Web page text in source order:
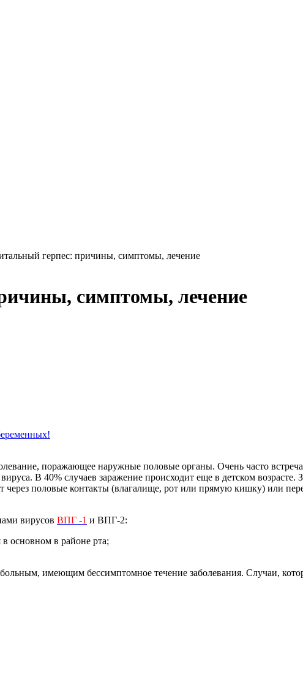
герпес: причины, симптомы, лечение
симптомы, лечение
поражающее наружные половые органы. Очень часто
В 40% случаев заражение происходит еще в детском
через половые контакты (влагалище, рот или прямую кишку) или
вирусов ВПГ -1 и ВПГ-2:
основном в районе рта;
имеющим бессимптомное течение заболевания. Случаи,